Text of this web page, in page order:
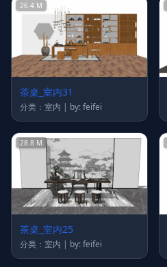
26.4 M
茶桌_室内31
分类：室内 | by: feifei
28.8 M
茶桌_室内25
分类：室内 | by: feifei